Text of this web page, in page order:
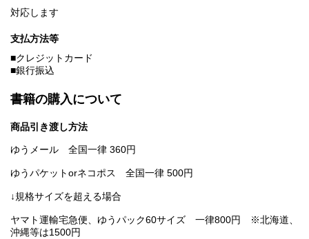
対応します
支払方法等
■クレジットカード
■銀行振込
書籍の購入について
商品引き渡し方法
ゆうメール 全国一律 360円
ゆうパケットorネコポス 全国一律 500円
↓規格サイズを超える場合
ヤマト運輸宅急便、ゆうパック60サイズ 一律800円 ※北海道、
沖縄等は1500円